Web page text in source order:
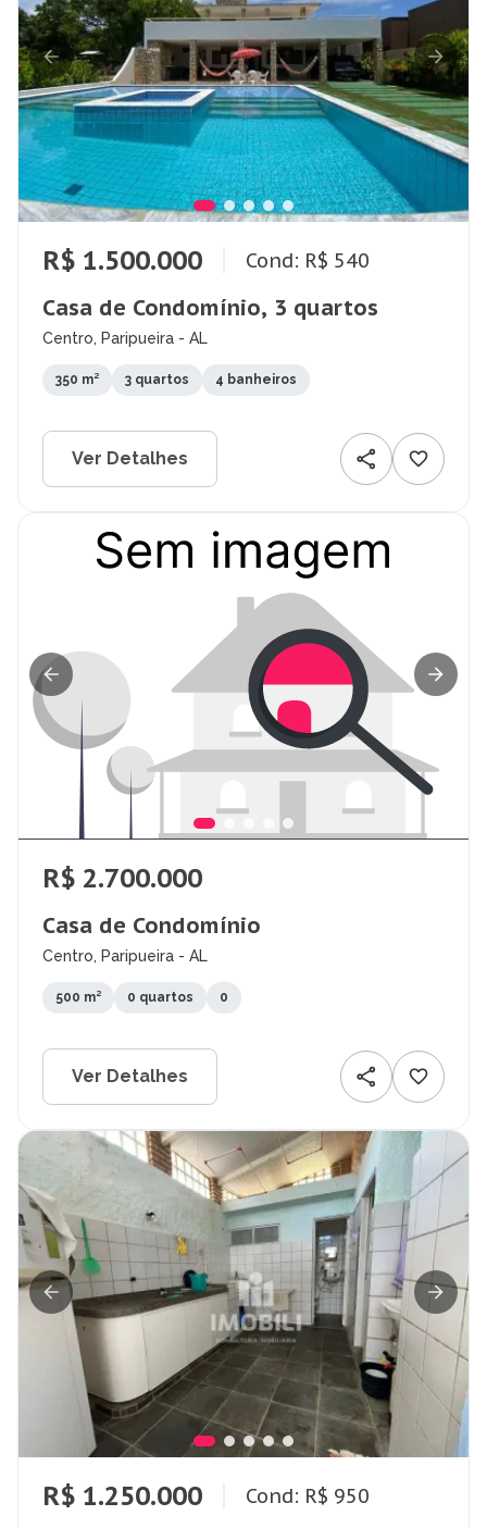
R$ 1.500.000 Cond: R$ 540
Casa de Condomínio, 3 quartos
Centro, Paripueira - AL
350 m² 3 quartos 4 banheiros
Ver Detalhes
R$ 2.700.000
Casa de Condomínio
Centro, Paripueira - AL
500 m² 0 quartos 0
Ver Detalhes
R$ 1.250.000 Cond: R$ 950